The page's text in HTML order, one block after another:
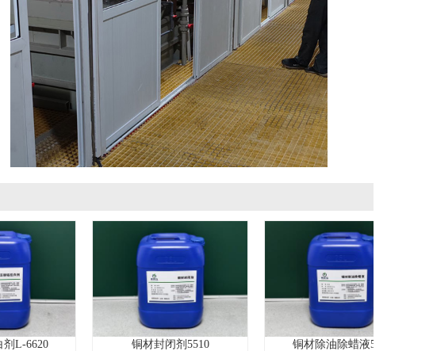
铜材封闭剂5510 铜材除油除蜡液5520